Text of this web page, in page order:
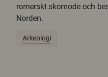
romerskt skomode och
Norden.
Arkeologi